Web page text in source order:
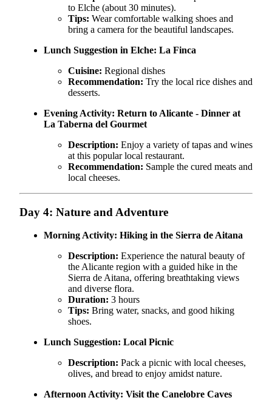
to Elche (about 30 minutes).
Tips: Wear comfortable walking shoes and
bring a camera for the beautiful landscapes.
Lunch Suggestion in Elche: La Finca
Cuisine: Regional dishes
Recommendation: Try the local rice dishes and
desserts.
Evening Activity: Return to Alicante - Dinner at
La Taberna del Gourmet
Description: Enjoy a variety of tapas and wines
at this popular local restaurant.
Recommendation: Sample the cured meats and
local cheeses.
Day 4: Nature and Adventure
Morning Activity: Hiking in the Sierra de Aitana
Description: Experience the natural beauty of
the Alicante region with a guided hike in the
Sierra de Aitana, offering breathtaking views
and diverse flora.
Duration: 3 hours
Tips: Bring water, snacks, and good hiking
shoes.
Lunch Suggestion: Local Picnic
Description: Pack a picnic with local cheeses,
olives, and bread to enjoy amidst nature.
Afternoon Activity: Visit the Canelobre Caves